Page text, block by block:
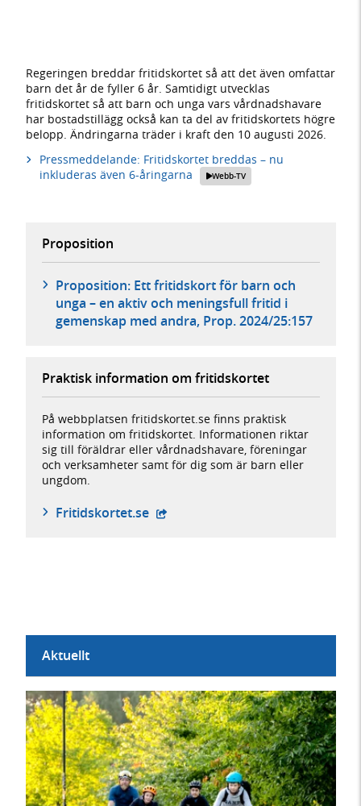
Regeringen breddar fritidskortet så att det även omfattar
barn det år de fyller 6 år. Samtidigt utvecklas
fritidskortet så att barn och unga vars vårdnadshavare
har bostadstillägg också kan ta del av fritidskortets högre
belopp. Ändringarna träder i kraft den 10 augusti 2026.
Pressmeddelande: Fritidskortet breddas – nu
inkluderas även 6-åringarna
Webb-TV
Proposition
Proposition: Ett fritidskort för barn och
unga – en aktiv och meningsfull fritid i
gemenskap med andra, Prop. 2024/25:157
Praktisk information om fritidskortet
På webbplatsen fritidskortet.se finns praktisk
information om fritidskortet. Informationen riktar
sig till föräldrar eller vårdnadshavare, föreningar
och verksamheter samt för dig som är barn eller
ungdom.
Fritidskortet.se - extern webbplats,
Aktuellt